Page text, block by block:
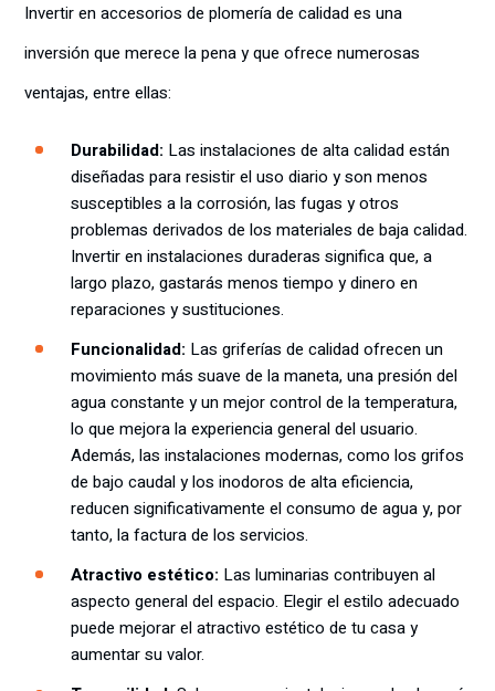
Invertir en accesorios de plomería de calidad es una
inversión que merece la pena y que ofrece numerosas
ventajas, entre ellas:
Durabilidad: Las instalaciones de alta calidad están
diseñadas para resistir el uso diario y son menos
susceptibles a la corrosión, las fugas y otros
problemas derivados de los materiales de baja calidad.
Invertir en instalaciones duraderas significa que, a
largo plazo, gastarás menos tiempo y dinero en
reparaciones y sustituciones.
Funcionalidad: Las griferías de calidad ofrecen un
movimiento más suave de la maneta, una presión del
agua constante y un mejor control de la temperatura,
lo que mejora la experiencia general del usuario.
Además, las instalaciones modernas, como los grifos
de bajo caudal y los inodoros de alta eficiencia,
reducen significativamente el consumo de agua y, por
tanto, la factura de los servicios.
Atractivo estético: Las luminarias contribuyen al
aspecto general del espacio. Elegir el estilo adecuado
puede mejorar el atractivo estético de tu casa y
aumentar su valor.